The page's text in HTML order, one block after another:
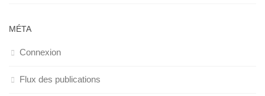
MÉTA
Connexion
Flux des publications